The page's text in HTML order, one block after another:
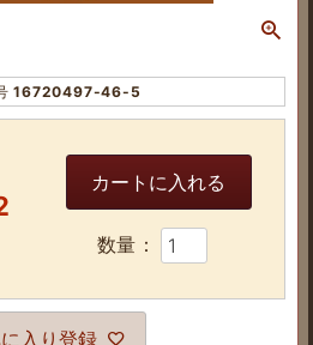
16720497-46-5
カートに入れる
入り登録